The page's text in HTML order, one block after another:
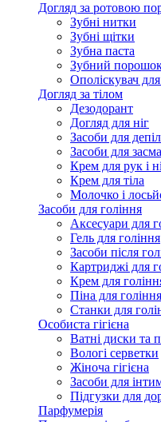
Догляд за ротовою
Зубні нитки
Зубні щітки
Зубна паста
Зубний
Ополіскувач
Догляд за тілом
Дезодорант
Догляд для ніг
Засоби для
Засоби для
Крем для рук і
Крем для тіла
Молочко і
Засоби для гоління
Аксесуари для
Гель для гоління
Засоби після
Картриджі для
Крем для
Піна для гоління
Станки для
Особиста гігієна
Ватні диски та
Вологі серветки
Жіноча гігієна
Засоби для
Підгузки для
Парфумерія